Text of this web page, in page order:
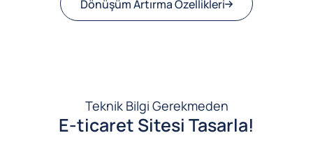
Dönüşüm Artırma Özellikleri
Teknik Bilgi Gerekmeden
E-ticaret Sitesi Tasarla!